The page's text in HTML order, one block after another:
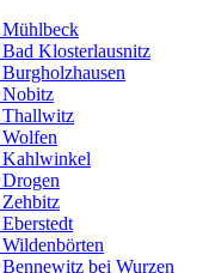
Mühlbeck
Klosterlausnitz
Nobitz
Thallwitz
Kahlwinkel
bei Wurzen